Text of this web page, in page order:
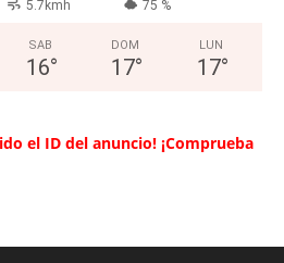
5.7kmh 75 %
SAB
16°
DOM
17°
LUN
17°
el ID del anuncio! ¡Comprueba